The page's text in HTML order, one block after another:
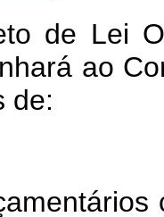
de Lei
ao
de: